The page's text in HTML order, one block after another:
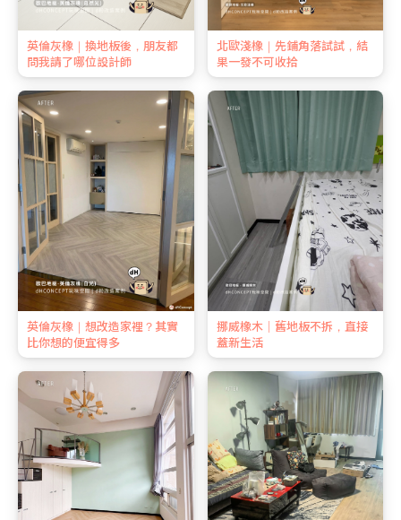
英倫灰橡｜換地板後，朋友都
問我請了哪位設計師
北歐淺橡｜先鋪角落試試，結
果一發不可收拾
英倫灰橡｜想改造家裡？其實
比你想的便宜得多
挪威橡木｜舊地板不拆，直接
蓋新生活